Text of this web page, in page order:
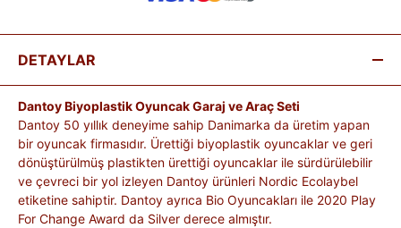
DETAYLAR
Dantoy Biyoplastik Oyuncak Garaj ve Araç Seti
Dantoy 50 yıllık deneyime sahip Danimarka da üretim yapan
bir oyuncak firmasıdır. Ürettiği biyoplastik oyuncaklar ve geri
dönüştürülmüş plastikten ürettiği oyuncaklar ile sürdürülebilir
ve çevreci bir yol izleyen Dantoy ürünleri Nordic Ecolaybel
etiketine sahiptir. Dantoy ayrıca Bio Oyuncakları ile 2020 Play
For Change Award da Silver derece almıştır.